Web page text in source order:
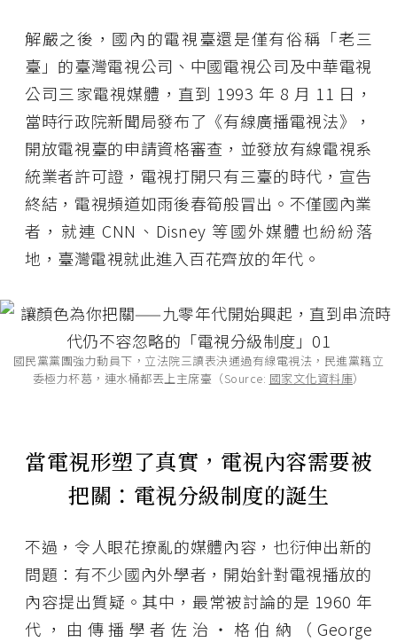
解嚴之後，國內的電視臺還是僅有俗稱「老三
臺」的臺灣電視公司、中國電視公司及中華電視
公司三家電視媒體，直到 1993 年 8 月 11 日，
當時行政院新聞局發布了《有線廣播電視法》，
開放電視臺的申請資格審查，並發放有線電視系
統業者許可證，電視打開只有三臺的時代，宣告
終結，電視頻道如雨後春筍般冒出。不僅國內業
者，就連 CNN、Disney 等國外媒體也紛紛落
地，臺灣電視就此進入百花齊放的年代。
國民黨黨團強力動員下，立法院三讀表決通過有線電視法，民進黨籍立
委極力杯葛，連水桶都丟上主席臺（Source: 國家文化資料庫）
當電視形塑了真實，電視內容需要被
把關：電視分級制度的誕生
不過，令人眼花撩亂的媒體內容，也衍伸出新的
問題：有不少國內外學者，開始針對電視播放的
內容提出質疑。其中，最常被討論的是 1960 年
代，由傳播學者佐治・格伯納（George